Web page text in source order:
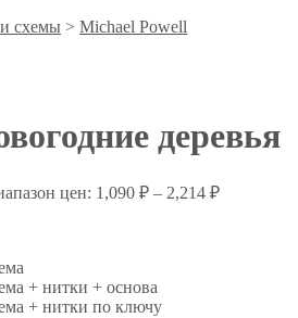
схемы > Michael Powell
деревья
цен: 1,090 ₽ – 2,214 ₽
+ нитки + основа
+ нитки по ключу